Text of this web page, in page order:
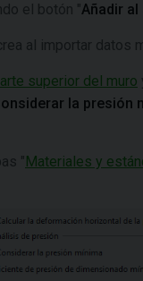
el botón "Añadir
al importar datos
superior del muro
la presión
"Materiales y